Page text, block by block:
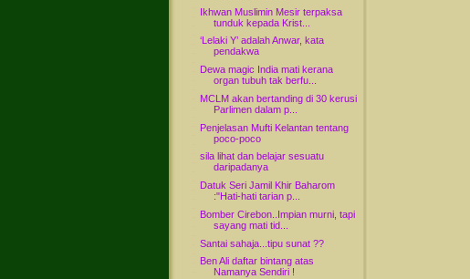
Ikhwan Muslimin Mesir terpaksa
tunduk kepada Krist...
‘Lelaki Y’ adalah Anwar, kata
pendakwa
Dewa magic India mati kerana
organ tubuh tak berfu...
MCLM akan bertanding di 30 kerusi
Parlimen dalam p...
Penjelasan Mufti Kelantan tentang
poco-poco
sila lihat dan belajar sesuatu
daripadanya
Datuk Seri Jamil Khir Baharom
:"Hati-hati tarian p...
Bomber Cirebon..Impian murni, tapi
sayang mati tid...
Santai sahaja...tipu sunat ??
Ben Ali daftar bintang atas
Namanya Sendiri !